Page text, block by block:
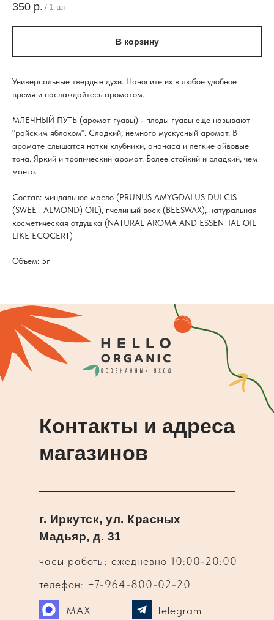
350 р. / 1 шт
В корзину
Универсальные твердые духи. Наносите их в любое удобное
время и наслаждайтесь ароматом.
МЛЕЧНЫЙ ПУТЬ (аромат гуавы) - плоды гуавы еще называют
"райским яблоком". Сладкий, немного мускусный аромат. В
аромате слышатся нотки клубники, ананаса и легкие айвовые
тона. Яркий и тропический аромат. Более стойкий и сладкий, чем
манго.
Состав: миндальное масло (PRUNUS AMYGDALUS DULCIS
(SWEET ALMOND) OIL), пчелиный воск (BEESWAX), натуральная
косметическая отдушка (NATURAL AROMA AND ESSENTIAL OIL
LIKE ECOCERT)
Объем: 5г
Контакты и адреса
магазинов
часы работы: ежедневно 10:00-20:00
г. Иркутск, ул. Красных
Мадьяр, д. 31
телефон: +7-964-800-02-20
Telegram
MAX